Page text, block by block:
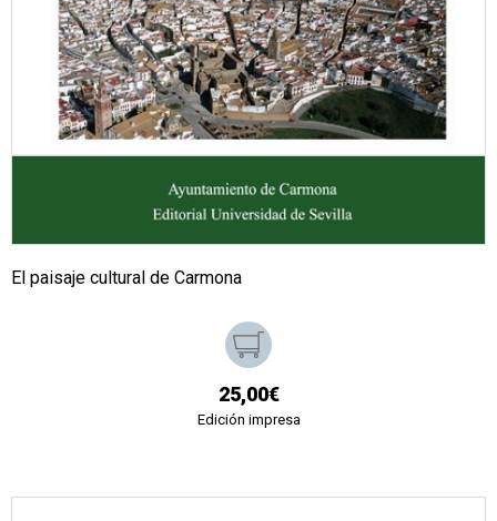
El paisaje cultural de Carmona
25,00€
Edición impresa